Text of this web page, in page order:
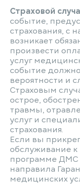
Страховой
событие,
страхования, с
возникает
произвести
услуг
событие
вероятности и
Страховым
острое,
травмы,
услуг и
страхования.
Если вы
обслуживание
программе ДМС
направила
медицинских